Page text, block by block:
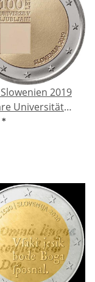
2019
Universität
*